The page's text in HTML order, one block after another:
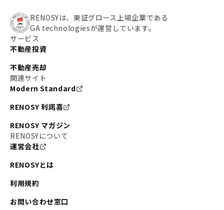
RENOSYは、東証グロース上場企業である
GA technologiesが運営しています。
サービス
不動産投資
不動産売却
関連サイト
Modern Standard
RENOSY 利諾喜
RENOSY マガジン
RENOSYについて
運営会社
RENOSYとは
利用規約
お問い合わせ窓口